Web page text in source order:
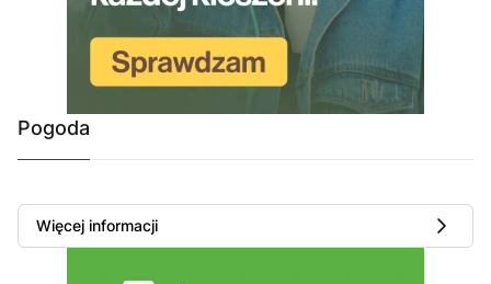
Pogoda
Więcej informacji